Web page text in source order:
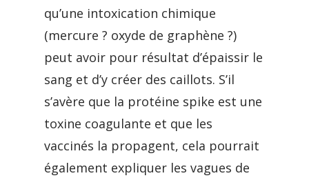
qu’une intoxication chimique
(mercure ? oxyde de graphène ?)
peut avoir pour résultat d’épaissir le
sang et d’y créer des caillots. S’il
s’avère que la protéine spike est une
toxine coagulante et que les
vaccinés la propagent, cela pourrait
également expliquer les vagues de